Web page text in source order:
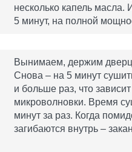
несколько капель масла.
5 минут, на полной
Вынимаем, держим
Снова – на 5 минут
и больше раз, что
микроволновки. Время
минут за раз. Когда
загибаются внутрь –